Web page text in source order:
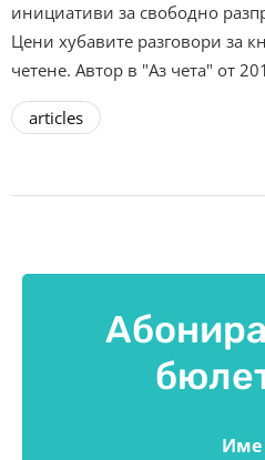
инициативи за свободно
Цени хубавите разговори за
четене. Автор в "Аз чета" от
articles
Име